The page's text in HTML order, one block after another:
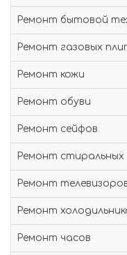
Ремонт бытовой
Ремонт газовых
Ремонт кожи
Ремонт обуви
Ремонт сейфов
Ремонт
Ремонт
Ремонт
Ремонт часов